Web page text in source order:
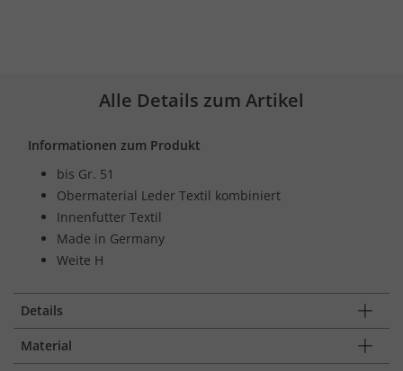
Alle Details zum Artikel
Informationen zum Produkt
bis Gr. 51
Obermaterial Leder Textil kombiniert
Innenfutter Textil
Made in Germany
Weite H
Details
Material